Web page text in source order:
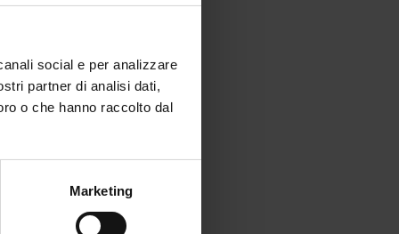
social e per analizzare
partner di analisi dati,
o che hanno raccolto dal
Marketing
con una
parte più
sfumature,
(né troppo
alla ricerca del